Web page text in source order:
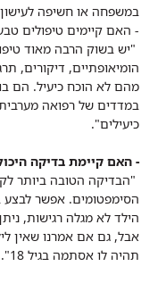
במשפחה או חשיפה
- האם קיימים טיפולים
"יש בשוק הרבה מאוד
הומיאופתיים, דיקורים,
מהם לא הוכח כיעיל. הם
במדדים של רפואה
כיעילים".
- האם קיימת בדיקה
"הבדיקה הטובה ביותר
הסימפטומים. אפשר לבצע
הילד לא מגלה רגישות,
תהיה לו אסתמה בגיל 18".